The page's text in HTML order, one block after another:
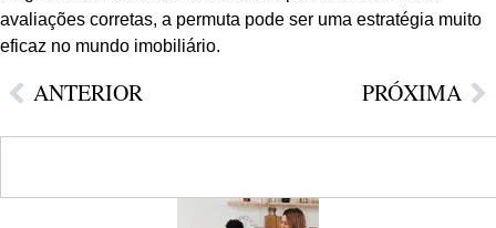
avaliações corretas, a permuta pode ser uma estratégia muito
eficaz no mundo imobiliário.
ANTERIOR PRÓXIMA